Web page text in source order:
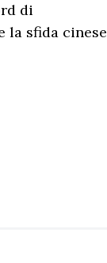
di
sfida cinese